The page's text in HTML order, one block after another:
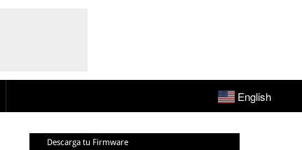
English
Descarga tu Firmware